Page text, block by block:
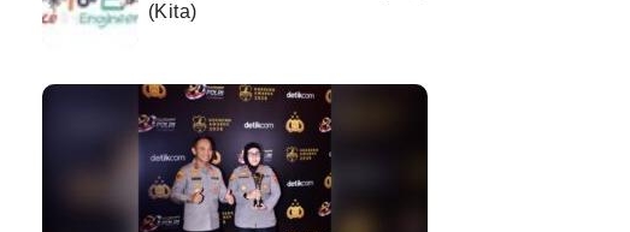
(Kita)